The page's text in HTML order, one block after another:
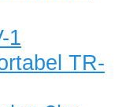
1
TR-